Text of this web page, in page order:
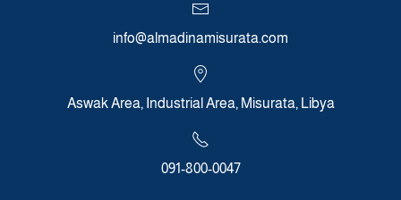
info@almadinamisurata.com
Aswak Area, Industrial Area, Misurata, Libya
091-800-0047